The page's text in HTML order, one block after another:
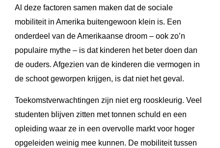
Al deze factoren samen maken dat de sociale
mobiliteit in Amerika buitengewoon klein is. Een
onderdeel van de Amerikaanse droom – ook zo’n
populaire mythe – is dat kinderen het beter doen dan
de ouders. Afgezien van de kinderen die vermogen in
de schoot geworpen krijgen, is dat niet het geval.
Toekomstverwachtingen zijn niet erg rooskleurig. Veel
studenten blijven zitten met tonnen schuld en een
opleiding waar ze in een overvolle markt voor hoger
opgeleiden weinig mee kunnen. De mobiliteit tussen